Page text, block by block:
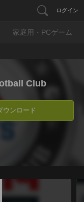
ログイン
家庭用・PCゲーム
Club
ウンロード